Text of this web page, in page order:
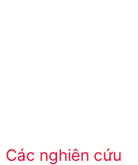
Các nghiên cứu